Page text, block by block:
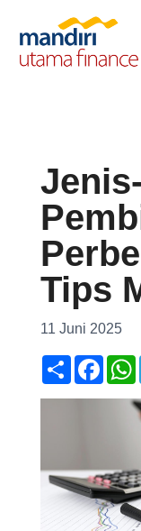
Tips
11 Juni 2025
S
h
F
a
W
t